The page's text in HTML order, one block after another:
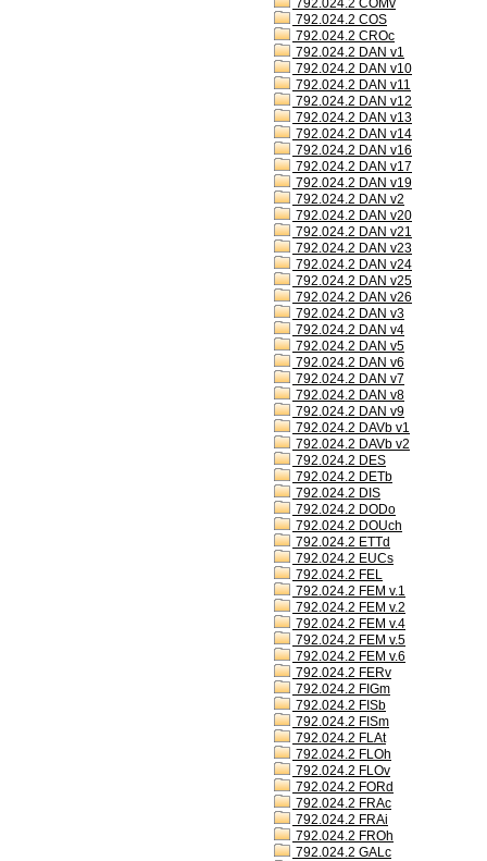
792.024.2 COMv
792.024.2 COS
792.024.2 CROc
792.024.2 DAN v1
792.024.2 DAN v10
792.024.2 DAN v11
792.024.2 DAN v12
792.024.2 DAN v13
792.024.2 DAN v14
792.024.2 DAN v16
792.024.2 DAN v17
792.024.2 DAN v19
792.024.2 DAN v2
792.024.2 DAN v20
792.024.2 DAN v21
792.024.2 DAN v23
792.024.2 DAN v24
792.024.2 DAN v25
792.024.2 DAN v26
792.024.2 DAN v3
792.024.2 DAN v4
792.024.2 DAN v5
792.024.2 DAN v6
792.024.2 DAN v7
792.024.2 DAN v8
792.024.2 DAN v9
792.024.2 DAVb v1
792.024.2 DAVb v2
792.024.2 DES
792.024.2 DETb
792.024.2 DIS
792.024.2 DODo
792.024.2 DOUch
792.024.2 ETTd
792.024.2 EUCs
792.024.2 FEL
792.024.2 FEM v.1
792.024.2 FEM v.2
792.024.2 FEM v.4
792.024.2 FEM v.5
792.024.2 FEM v.6
792.024.2 FERv
792.024.2 FIGm
792.024.2 FISb
792.024.2 FISm
792.024.2 FLAt
792.024.2 FLOh
792.024.2 FLOv
792.024.2 FORd
792.024.2 FRAc
792.024.2 FRAi
792.024.2 FROh
792.024.2 GALc